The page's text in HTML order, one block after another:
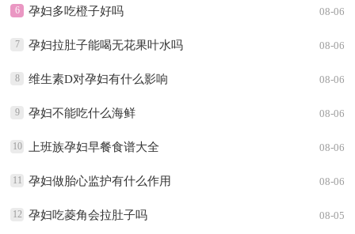
6 08-06
孕妇多吃橙子好吗
7 08-06
孕妇拉肚子能喝无花果叶水吗
8 08-06
维生素D对孕妇有什么影响
9 08-06
孕妇不能吃什么海鲜
10 08-06
上班族孕妇早餐食谱大全
11 08-06
孕妇做胎心监护有什么作用
12 08-05
孕妇吃菱角会拉肚子吗